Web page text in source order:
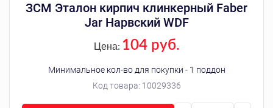
ЗСМ Эталон кирпич клинкерный Faber
Jar Нарвский WDF
Код товара: 10029336
Цена: 104 руб.
Минимальное кол-во для покупки - 1 поддон